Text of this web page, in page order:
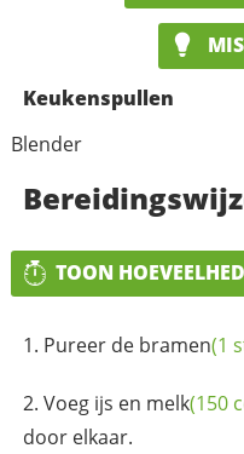
Keukenspullen
Blender
TOON
Pureer de bramen(1
Voeg ijs en melk(150
door elkaar.